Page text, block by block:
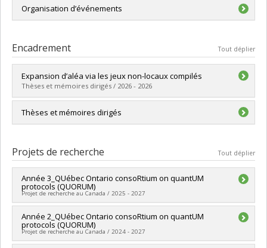
Organisation d’événements
QCrypt (2020, 2024)
Selected areas in cryptography (2024)
Encadrement Tout déplier
Expansion d’aléa via les jeux non-locaux compilés
Thèses et mémoires dirigés / 2026 - 2026
Diplômé(e) :Li, Ding Wen
Thèses et mémoires dirigés
Mehwish Jabeen (PhD)
Ding Wen Li (MSc)
Projets de recherche Tout déplier
Année 3_QUébec Ontario consoRtium on quantUM
protocols (QUORUM)
Projet de recherche au Canada / 2025 - 2027
Chercheur principal :Anne Broadbent
Co-chercheurs :Philippe Lamontagne
Sources de financement :
Année 2_QUébec Ontario consoRtium on quantUM
protocols (QUORUM)
Projet de recherche au Canada / 2024 - 2027